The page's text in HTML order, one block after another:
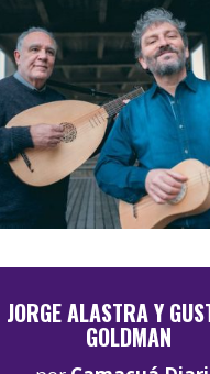
JORGE ALASTRA Y
GOLDMAN